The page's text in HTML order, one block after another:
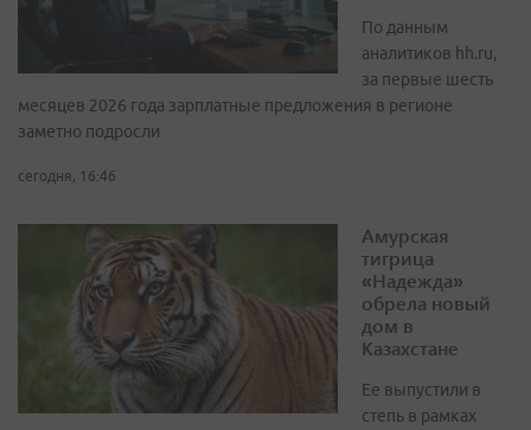
По данным
аналитиков hh.ru,
за первые шесть
месяцев 2026 года зарплатные предложения в регионе
заметно подросли
сегодня, 16:46
Амурская
тигрица
«Надежда»
обрела новый
дом в
Казахстане
Ее выпустили в
степь в рамках